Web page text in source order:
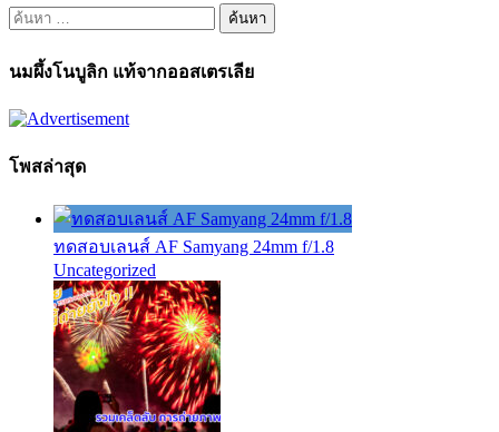
ค้นหา
นมผึ้งโนบูลิก แท้จากออสเตรเลีย
โพสล่าสุด
ทดสอบเลนส์ AF Samyang 24mm f/1.8
Uncategorized